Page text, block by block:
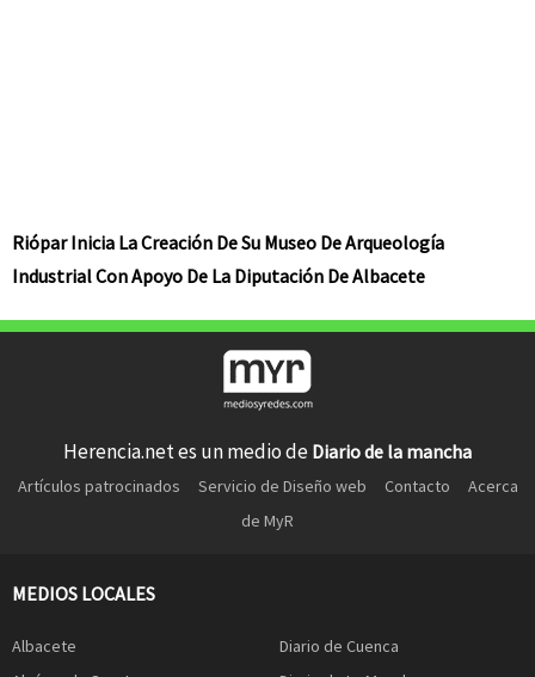
Riópar Inicia La Creación De Su Museo De Arqueología
Industrial Con Apoyo De La Diputación De Albacete
Herencia.net es un medio de Diario de la mancha
Artículos patrocinados Servicio de Diseño web Contacto
Acerca
de MyR
MEDIOS LOCALES
Albacete
Diario de Cuenca